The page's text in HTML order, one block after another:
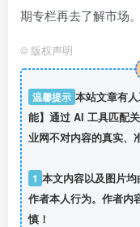
期专栏再去了解市场。
© 版权声明
温馨提示 本站文章有
能】通过 AI 工具匹配
业网不对内容的真实、
1 本文内容以及图片
作者本人行为。作者内
慎！